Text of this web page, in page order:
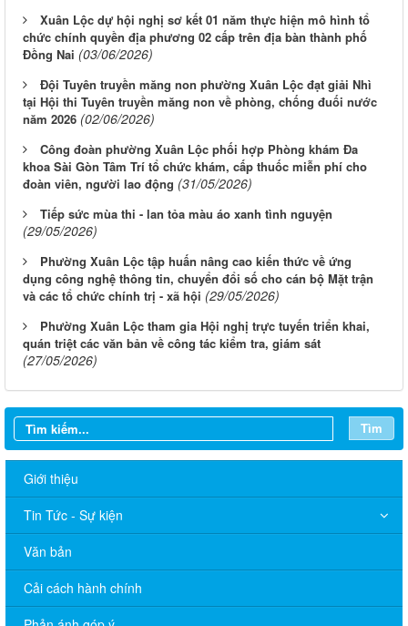
Xuân Lộc dự hội nghị sơ kết 01 năm thực hiện mô hình tổ
chức chính quyền địa phương 02 cấp trên địa bàn thành phố
Đồng Nai (03/06/2026)
Đội Tuyên truyền măng non phường Xuân Lộc đạt giải Nhì
tại Hội thi Tuyên truyền măng non về phòng, chống đuối nước
năm 2026 (02/06/2026)
Công đoàn phường Xuân Lộc phối hợp Phòng khám Đa
khoa Sài Gòn Tâm Trí tổ chức khám, cấp thuốc miễn phí cho
đoàn viên, người lao động (31/05/2026)
Tiếp sức mùa thi - lan tỏa màu áo xanh tình nguyện
(29/05/2026)
Phường Xuân Lộc tập huấn nâng cao kiến thức về ứng
dụng công nghệ thông tin, chuyển đổi số cho cán bộ Mặt trận
và các tổ chức chính trị - xã hội (29/05/2026)
Phường Xuân Lộc tham gia Hội nghị trực tuyến triển khai,
quán triệt các văn bản về công tác kiểm tra, giám sát
(27/05/2026)
Tìm
Giới thiệu
Tin Tức - Sự kiện
Văn bản
Cải cách hành chính